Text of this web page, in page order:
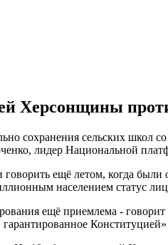
Херсонщины
сохранения сельских школ
лидер Национальной
ещё летом, когда
населением статус
ещё приемлема -
Конституцией»